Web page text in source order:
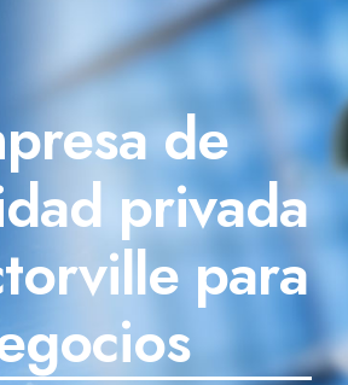
de
privada
para